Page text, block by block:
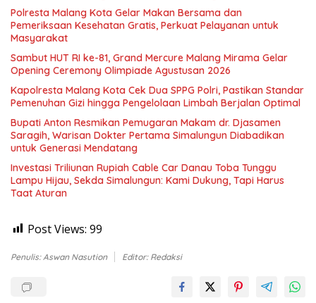
Polresta Malang Kota Gelar Makan Bersama dan
Pemeriksaan Kesehatan Gratis, Perkuat Pelayanan untuk
Masyarakat
Sambut HUT RI ke-81, Grand Mercure Malang Mirama Gelar
Opening Ceremony Olimpiade Agustusan 2026
Kapolresta Malang Kota Cek Dua SPPG Polri, Pastikan Standar
Pemenuhan Gizi hingga Pengelolaan Limbah Berjalan Optimal
Bupati Anton Resmikan Pemugaran Makam dr. Djasamen
Saragih, Warisan Dokter Pertama Simalungun Diabadikan
untuk Generasi Mendatang
Investasi Triliunan Rupiah Cable Car Danau Toba Tunggu
Lampu Hijau, Sekda Simalungun: Kami Dukung, Tapi Harus
Taat Aturan
Post Views: 99
Penulis: Aswan Nasution Editor: Redaksi